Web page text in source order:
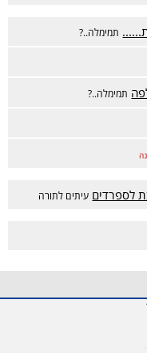
תמימלה..?
תמימלה..?
לספרדים עיתים לתורה